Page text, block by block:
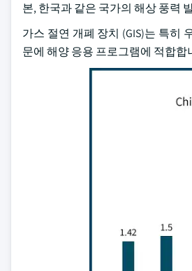
본, 한국과 같은 국가의 해상 풍력
가스 절연 개폐 장치 (GIS)는 특히
문에 해양 응용 프로그램에 적합합